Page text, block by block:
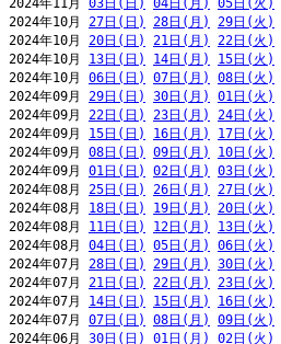
2024年11月 03日(日) 04日(月) 05日(火)
2024年10月 27日(日) 28日(月) 29日(火)
2024年10月 20日(日) 21日(月) 22日(火)
2024年10月 13日(日) 14日(月) 15日(火)
2024年10月 06日(日) 07日(月) 08日(火)
2024年09月 29日(日) 30日(月) 01日(火)
2024年09月 22日(日) 23日(月) 24日(火)
2024年09月 15日(日) 16日(月) 17日(火)
2024年09月 08日(日) 09日(月) 10日(火)
2024年09月 01日(日) 02日(月) 03日(火)
2024年08月 25日(日) 26日(月) 27日(火)
2024年08月 18日(日) 19日(月) 20日(火)
2024年08月 11日(日) 12日(月) 13日(火)
2024年08月 04日(日) 05日(月) 06日(火)
2024年07月 28日(日) 29日(月) 30日(火)
2024年07月 21日(日) 22日(月) 23日(火)
2024年07月 14日(日) 15日(月) 16日(火)
2024年07月 07日(日) 08日(月) 09日(火)
2024年06月 30日(日) 01日(月) 02日(火)